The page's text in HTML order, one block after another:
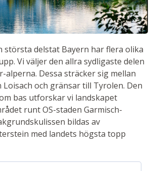
största delstat Bayern har flera olika
Vi väljer den allra sydligaste delen
alperna. Dessa sträcker sig mellan
Loisach och gränsar till Tyrolen. Den
bas utforskar vi landskapet
runt OS-staden Garmisch-
bildas av
med landets högsta topp